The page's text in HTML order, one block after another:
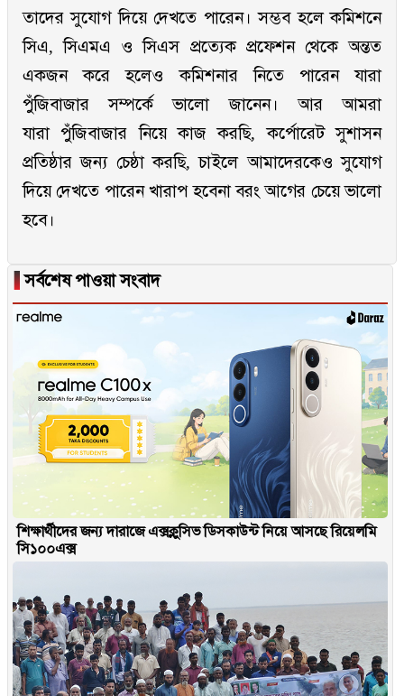
তাদের সুযোগ দিয়ে দেখতে পারেন। সম্ভব হলে কমিশনে
সিএ, সিএমএ ও সিএস প্রত্যেক প্রফেশন থেকে অন্তত
একজন করে হলেও কমিশনার নিতে পারেন যারা
পুঁজিবাজার সম্পর্কে ভালো জানেন। আর আমরা
যারা পুঁজিবাজার নিয়ে কাজ করছি, কর্পোরেট সুশাসন
প্রতিষ্ঠার জন্য চেষ্ঠা করছি, চাইলে আমাদেরকেও সুযোগ
দিয়ে দেখতে পারেন খারাপ হবেনা বরং আগের চেয়ে ভালো
হবে।
▐সর্বশেষ পাওয়া সংবাদ
শিক্ষার্থীদের জন্য দারাজে এক্সক্লুসিভ ডিসকাউন্ট নিয়ে আসছে রিয়েলমি
সি১০০এক্স